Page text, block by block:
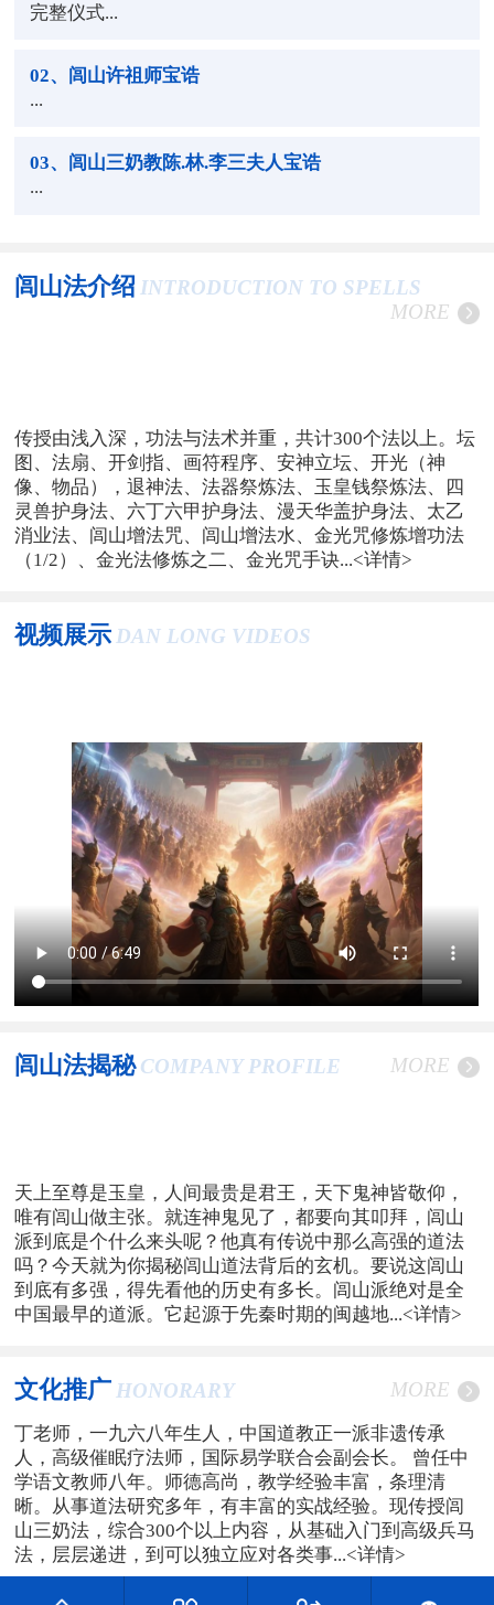
完整仪式...
02、闾山许祖师宝诰
...
03、闾山三奶教陈.林.李三夫人宝诰
...
闾山法介绍 INTRODUCTION TO SPELLS
MORE
传授由浅入深，功法与法术并重，共计300个法以上。坛
图、法扇、开剑指、画符程序、安神立坛、开光（神
像、物品），退神法、法器祭炼法、玉皇钱祭炼法、四
灵兽护身法、六丁六甲护身法、漫天华盖护身法、太乙
消业法、闾山增法咒、闾山增法水、金光咒修炼增功法
（1/2）、金光法修炼之二、金光咒手诀...<详情>
视频展示 DAN LONG VIDEOS
闾山法揭秘 COMPANY PROFILE MORE
天上至尊是玉皇，人间最贵是君王，天下鬼神皆敬仰，
唯有闾山做主张。就连神鬼见了，都要向其叩拜，闾山
派到底是个什么来头呢？他真有传说中那么高强的道法
吗？今天就为你揭秘闾山道法背后的玄机。要说这闾山
到底有多强，得先看他的历史有多长。闾山派绝对是全
中国最早的道派。它起源于先秦时期的闽越地...<详情>
文化推广 HONORARY MORE
丁老师，一九六八年生人，中国道教正一派非遗传承
人，高级催眠疗法师，国际易学联合会副会长。 曾任中
学语文教师八年。师德高尚，教学经验丰富，条理清
晰。从事道法研究多年，有丰富的实战经验。现传授闾
山三奶法，综合300个以上内容，从基础入门到高级兵马
法，层层递进，到可以独立应对各类事...<详情>